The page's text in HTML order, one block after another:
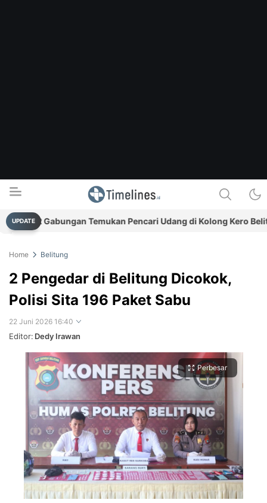
Timelines.id
Media Literasi, Sejarah & Budaya
UPDATE
Gabungan Temukan Pencari Udang di Kolong Kero Belitung
Home Belitung
2 Pengedar di Belitung Dicokok,
Polisi Sita 196 Paket Sabu
22 Juni 2026 16:40
Editor: Dedy Irawan
Perbesar